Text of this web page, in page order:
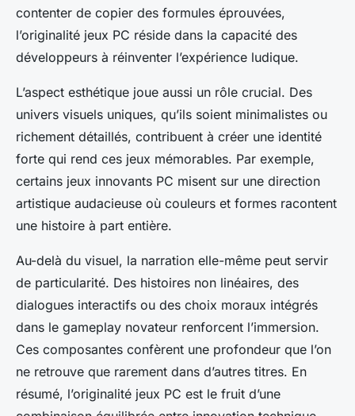
contenter de copier des formules éprouvées,
l’originalité jeux PC réside dans la capacité des
développeurs à réinventer l’expérience ludique.
L’aspect esthétique joue aussi un rôle crucial. Des
univers visuels uniques, qu’ils soient minimalistes ou
richement détaillés, contribuent à créer une identité
forte qui rend ces jeux mémorables. Par exemple,
certains jeux innovants PC misent sur une direction
artistique audacieuse où couleurs et formes racontent
une histoire à part entière.
Au-delà du visuel, la narration elle-même peut servir
de particularité. Des histoires non linéaires, des
dialogues interactifs ou des choix moraux intégrés
dans le gameplay novateur renforcent l’immersion.
Ces composantes confèrent une profondeur que l’on
ne retrouve que rarement dans d’autres titres. En
résumé, l’originalité jeux PC est le fruit d’une